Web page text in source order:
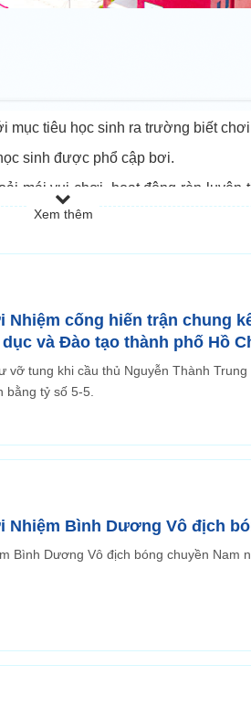
tiêu học sinh ra trường biết chơi
sinh được phổ cập bơi.
mái vui chơi, hoạt động rèn
của học sinh.
Xem thêm
Nhiệm cống hiến trận chung
và Đào tạo thành phố Hồ
vỡ tung khi cầu thủ Nguyễn Thành
bằng tỷ số 5-5.
Nhiệm Bình Dương Vô địch
Bình Dương Vô địch bóng chuyền Nam